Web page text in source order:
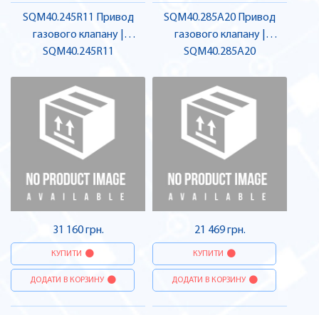
SQM40.245R11 Привод
газового клапану |
SIEMENS
SQM40.245R11
31 160 грн.
КУПИТИ
ДОДАТИ В КОРЗИНУ
SQM40.285A20 Привод
газового клапану |
SIEMENS
SQM40.285A20
21 469 грн.
КУПИТИ
ДОДАТИ В КОРЗИНУ